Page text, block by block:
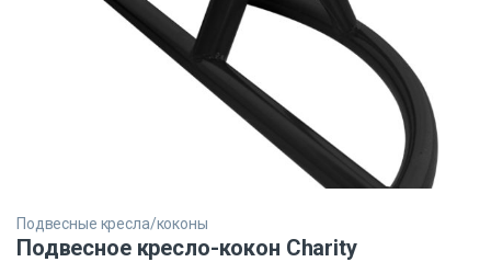
Подвесные кресла/коконы
Подвесное кресло-кокон Charity